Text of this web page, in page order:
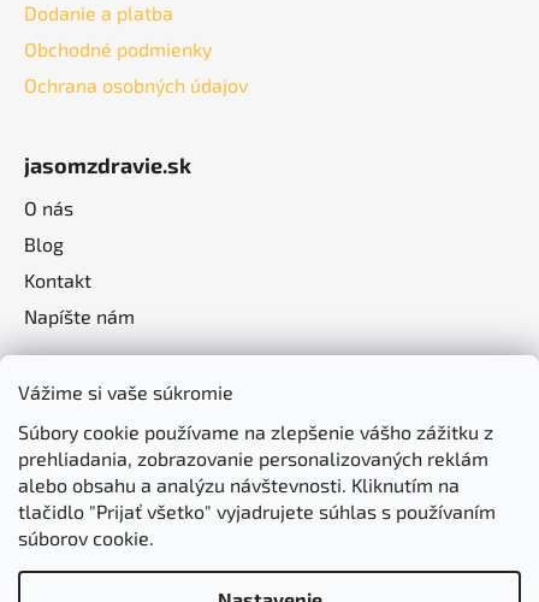
Vážime si vaše súkromie
Súbory cookie používame na zlepšenie vášho zážitku z
prehliadania, zobrazovanie personalizovaných reklám
alebo obsahu a analýzu návštevnosti. Kliknutím na
tlačidlo "Prijať všetko" vyjadrujete súhlas s používaním
súborov cookie.
Dodanie a platba
Obchodné podmienky
Ochrana osobných údajov
jasomzdravie.sk
O nás
Blog
Kontakt
Napíšte nám